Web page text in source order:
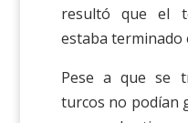
resultó que el
estaba terminado
Pese a que se
turcos no podían